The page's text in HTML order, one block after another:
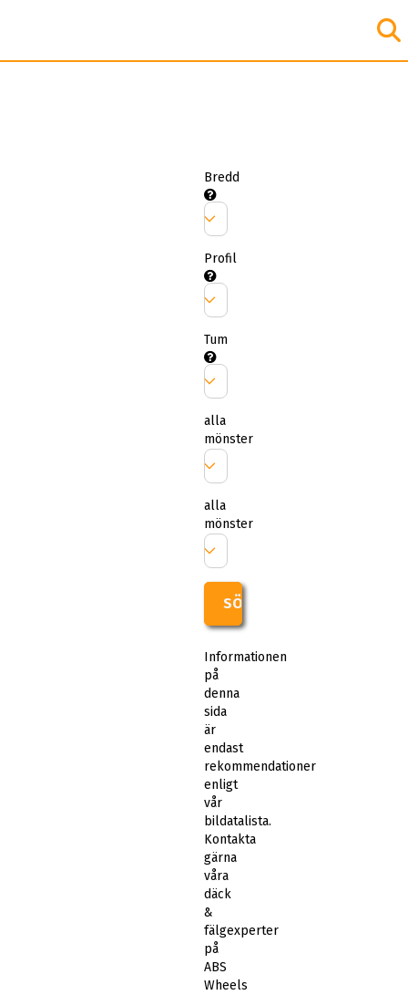
Bredd
Profil
Tum
alla
mönster
alla
mönster
SÖK
Informationen
på
denna
sida
är
endast
rekommendationer
enligt
vår
bildatalista.
Kontakta
gärna
våra
däck
&
fälgexperter
på
ABS
Wheels